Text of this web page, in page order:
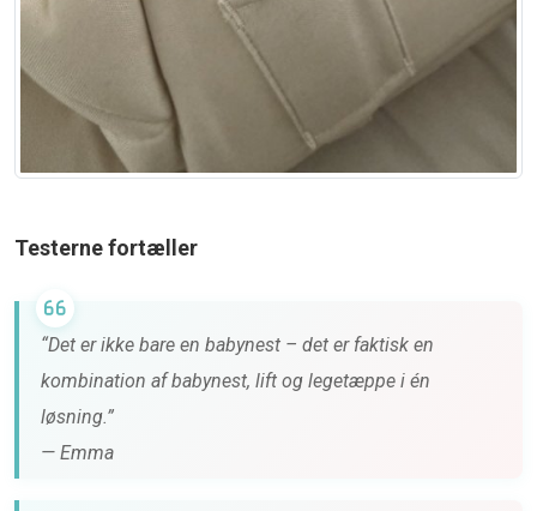
Testerne fortæller
“Det er ikke bare en babynest – det er faktisk en
kombination af babynest, lift og legetæppe i én
løsning.”
— Emma